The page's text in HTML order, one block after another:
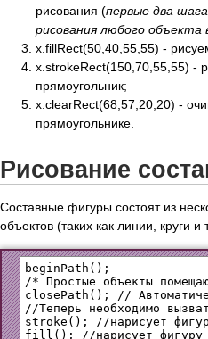
рисования (первые два
рисования любого объекта
x.fillRect(50,40,55,55) -
x.strokeRect(150,70,55,55) -
прямоугольник;
x.clearRect(68,57,20,20) -
прямоугольнике.
Рисование
Составные фигуры состоят из
объектов (таких как линии, круги и
beginPath();
/* Простые объекты
closePath(); //
//Теперь необходимо
stroke(); //нарисует